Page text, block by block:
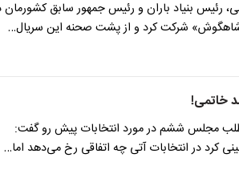
رئیس بنیاد باران و رئیس جمهور سابق کشورمان
شرکت کرد و از پشت صحنه این سریال…
خاتمی!
طلب مجلس ششم در مورد انتخابات پیش رو گفت:
کرد در انتخابات آتی چه اتفاقی رخ می‌دهد اما…